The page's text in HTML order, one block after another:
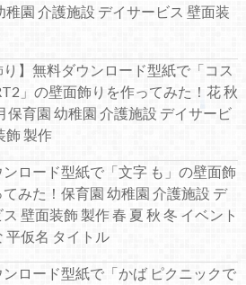
稚園 介護施設 デイサービス 壁面装
り】無料ダウンロード型紙で「コス
」の壁面飾りを作ってみた！花 秋
保育園 幼稚園 介護施設 デイサービ
飾 製作
ロード型紙で「文字 も」の壁面飾
てみた！保育園 幼稚園 介護施設 デ
壁面装飾 製作 春 夏 秋 冬 イベント
平仮名 タイトル
ロード型紙で「かば ピクニックで